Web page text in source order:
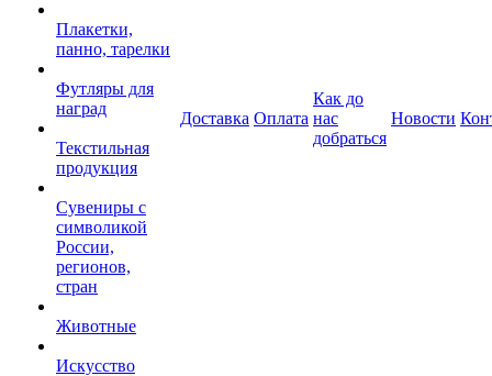
Плакетки,
панно, тарелки
Футляры для
наград
Текстильная
продукция
Сувениры с
символикой
России,
регионов,
стран
Животные
Искусство
Доставка Оплата
Как до
нас
добраться
Новости